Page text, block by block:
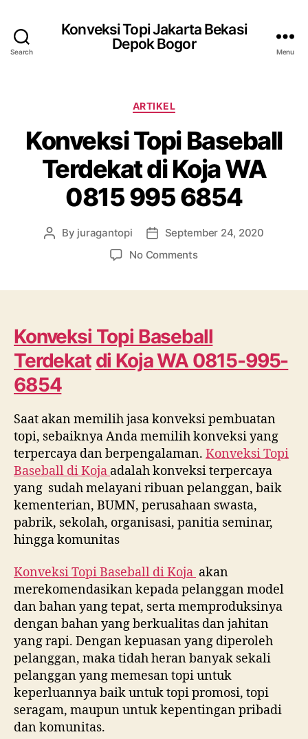
Search
Konveksi Topi Jakarta Bekasi
Depok Bogor
Menu
Categories
ARTIKEL
Konveksi Topi Baseball
Terdekat di Koja WA
0815 995 6854
Post
By juragantopi
Post
date
September 24, 2020
No Commentson
di
Koja
WA
Konveksi Topi Baseball
Terdekat di KojaWA 0815-995-
6854
Saat akan memilih jasa konveksi pembuatan
topi, sebaiknya Anda memilih konveksi yang
terpercaya dan berpengalaman. Konveksi Topi
Baseball diKoja adalah konveksi terpercaya
yang sudah melayani ribuan pelanggan, baik
kementerian, BUMN, perusahaan swasta,
pabrik, sekolah, organisasi, panitia seminar,
hingga komunitas
Konveksi Topi Baseball diKoja akan
merekomendasikan kepada pelanggan model
dan bahan yang tepat, serta memproduksinya
dengan bahan yang berkualitas dan jahitan
yang rapi. Dengan kepuasan yang diperoleh
pelanggan, maka tidah heran banyak sekali
pelanggan yang memesan topi untuk
keperluannya baik untuk topi promosi, topi
seragam, maupun untuk kepentingan pribadi
dan komunitas.